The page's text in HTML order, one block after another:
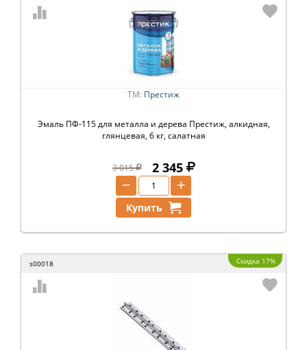
ТМ: Престиж
Эмаль ПФ-115 для металла и дерева Престиж, алкидная,
глянцевая, 6 кг, салатная
3 015 2 345
+
−
Купить
s00018 Скидка 17%